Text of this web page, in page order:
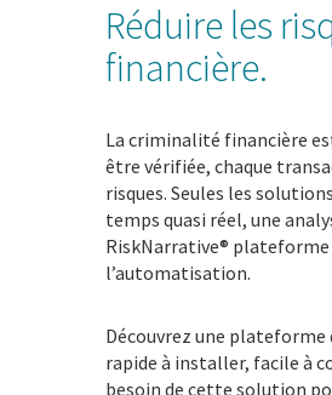
Réduire les
financière.
La criminalité financière
être vérifiée, chaque
risques. Seules les
temps quasi réel, une
RiskNarrative® plateforme
l’automatisation.
Découvrez une
rapide à installer, facile à
besoin de cette solution